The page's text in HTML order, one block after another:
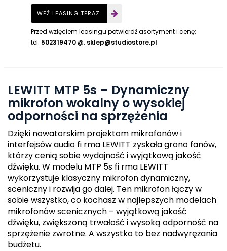
WEŹ LEASING TERAZ
Przed wzięciem leasingu potwierdź asortyment i cenę:
tel. 502319470 @: sklep@studiostore.pl
LEWITT MTP 5s – Dynamiczny
mikrofon wokalny o wysokiej
odporności na sprzężenia
Dzięki nowatorskim projektom mikrofonów i
interfejsów audio fi rma LEWITT zyskała grono fanów,
którzy cenią sobie wydajność i wyjątkową jakość
dźwięku. W modelu MTP 5s fi rma LEWITT
wykorzystuje klasyczny mikrofon dynamiczny,
sceniczny i rozwija go dalej. Ten mikrofon łączy w
sobie wszystko, co kochasz w najlepszych modelach
mikrofonów scenicznych – wyjątkową jakość
dźwięku, zwiększoną trwałość i wysoką odporność na
sprzężenie zwrotne. A wszystko to bez nadwyrężania
budżetu.